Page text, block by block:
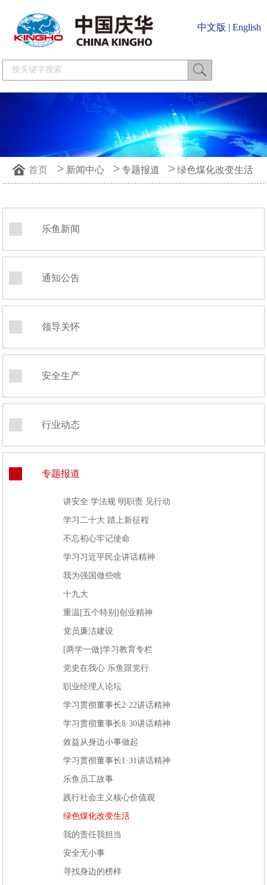
中文版 | English
首页 > 新闻中心 > 专题报道 > 绿色煤化改变生活
乐鱼新闻
通知公告
领导关怀
安全生产
行业动态
专题报道
讲安全 学法规 明职责 见行动
学习二十大 踏上新征程
不忘初心牢记使命
学习习近平民企讲话精神
我为强国做些啥
十九大
重温[五个特别]创业精神
党员廉洁建设
[两学一做]学习教育专栏
党史在我心 乐鱼跟党行
职业经理人论坛
学习贯彻董事长2·22讲话精神
学习贯彻董事长8·30讲话精神
效益从身边小事做起
学习贯彻董事长1·31讲话精神
乐鱼员工故事
践行社会主义核心价值观
绿色煤化改变生活
我的责任我担当
安全无小事
寻找身边的榜样